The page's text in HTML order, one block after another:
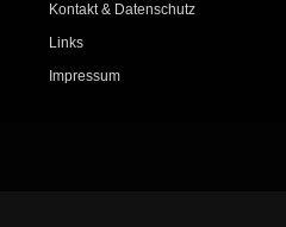
Kontakt & Datenschutz
Links
Impressum